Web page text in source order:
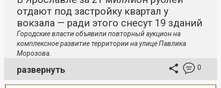
отдают под застройку квартал у
вокзала — ради этого снесут 19 зданий
Городские власти объявили повторный аукцион на
комплексное развитие территории на улице Павлика
Морозова.
развернуть 0